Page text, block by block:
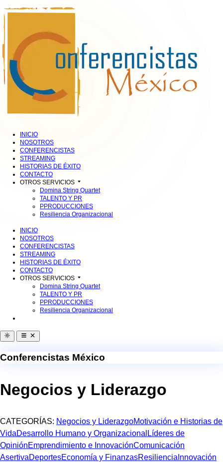
INICIO
NOSOTROS
CONFERENCISTAS
STREAMING
HISTORIAS DE ÉXITO
CONTACTO
OTROS SERVICIOS
Domina String Quartet
TALENTO Y PR
PPRODUCCIONES
Resiliencia Organizacional
INICIO
NOSOTROS
CONFERENCISTAS
STREAMING
HISTORIAS DE ÉXITO
CONTACTO
OTROS SERVICIOS
Domina String Quartet
TALENTO Y PR
PPRODUCCIONES
Resiliencia Organizacional
Conferencistas México
Negocios y Liderazgo
CATEGORÍAS: Negocios y LiderazgoMotivación e Historias de
VidaDesarrollo Humano y Organizacional Líderes de
OpiniónEmprendimiento e InnovaciónComunicación
AsertivaDeportesEconomía y FinanzasResiliencia Innovación